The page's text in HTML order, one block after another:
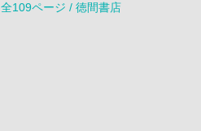
全109ページ / 徳間書店